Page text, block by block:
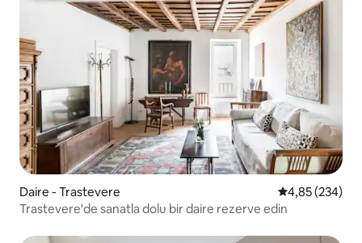
Daire - Trastevere 5 üzerinden
4,85 (234)
Trastevere'de sanatla dolu bir daire rezerve edin